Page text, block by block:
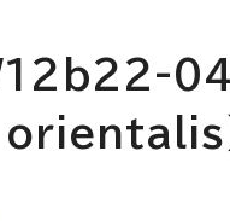
04
orientalis